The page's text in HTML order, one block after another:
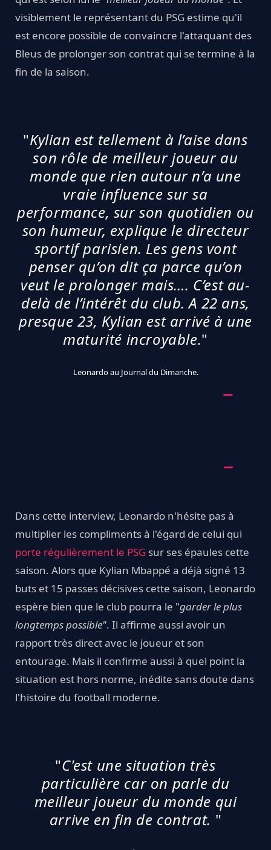
visiblement le représentant du PSG estime qu'il
est encore possible de convaincre l'attaquant des
Bleus de prolonger son contrat qui se termine à la
fin de la saison.
"Kylian est tellement à l’aise dans
son rôle de meilleur joueur au
monde que rien autour n’a une
vraie influence sur sa
performance, sur son quotidien ou
son humeur, explique le directeur
sportif parisien. Les gens vont
penser qu’on dit ça parce qu’on
veut le prolonger mais…. C’est au-
delà de l’intérêt du club. A 22 ans,
presque 23, Kylian est arrivé à une
maturité incroyable."
Leonardo au Journal du Dimanche.
Dans cette interview, Leonardo n'hésite pas à
multiplier les compliments à l'égard de celui qui
porte régulièrement le PSG sur ses épaules cette
saison. Alors que Kylian Mbappé a déjà signé 13
buts et 15 passes décisives cette saison, Leonardo
espère bien que le club pourra le "garder le plus
longtemps possible". Il affirme aussi avoir un
rapport très direct avec le joueur et son
entourage. Mais il confirme aussi à quel point la
situation est hors norme, inédite sans doute dans
l'histoire du football moderne.
"C'est une situation très
particulière car on parle du
meilleur joueur du monde qui
arrive en fin de contrat. "